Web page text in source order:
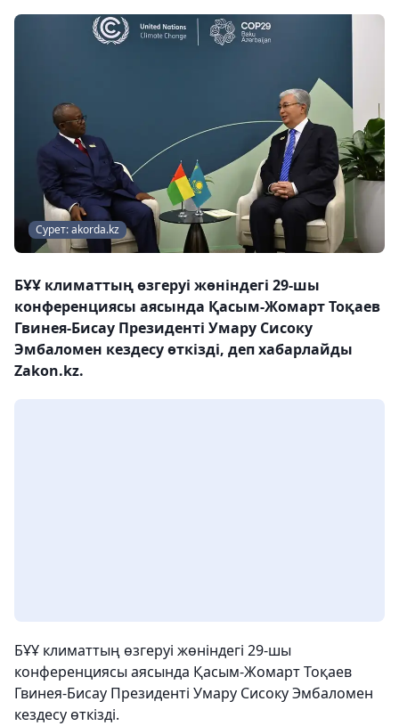
Сурет: akorda.kz
БҰҰ климаттың өзгеруі жөніндегі 29-шы
конференциясы аясында Қасым-Жомарт Тоқаев
Гвинея-Бисау Президенті Умару Сисоку
Эмбаломен кездесу өткізді, деп хабарлайды
Zakon.kz.
БҰҰ климаттың өзгеруі жөніндегі 29-шы
конференциясы аясында Қасым-Жомарт Тоқаев
Гвинея-Бисау Президенті Умару Сисоку Эмбаломен
кездесу өткізді.